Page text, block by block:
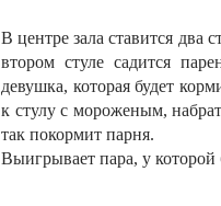
В центре зала ставится два
втором стуле садится
девушка, которая будет
к стулу с мороженым,
так покормит парня.
Выигрывает пара, у которой